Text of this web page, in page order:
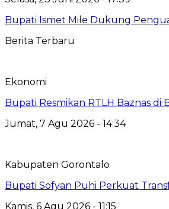
Bupati Ismet Mile Dukung
Berita Terbaru
Ekonomi
Bupati Resmikan RTLH Baznas di
Jumat, 7 Agu 2026 - 14:34
Kabupaten Gorontalo
Bupati Sofyan Puhi Perkuat
Kamis, 6 Agu 2026 - 11:15